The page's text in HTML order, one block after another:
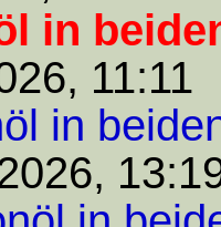
in
11:11
in